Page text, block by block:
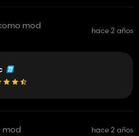
mod hace 2 años
mod hace 2 años